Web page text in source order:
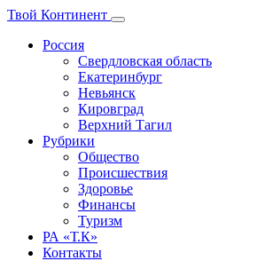
Твой Континент
Россия
Свердловская область
Екатеринбург
Невьянск
Кировград
Верхний Тагил
Рубрики
Общество
Происшествия
Здоровье
Финансы
Туризм
РА «Т.К»
Контакты